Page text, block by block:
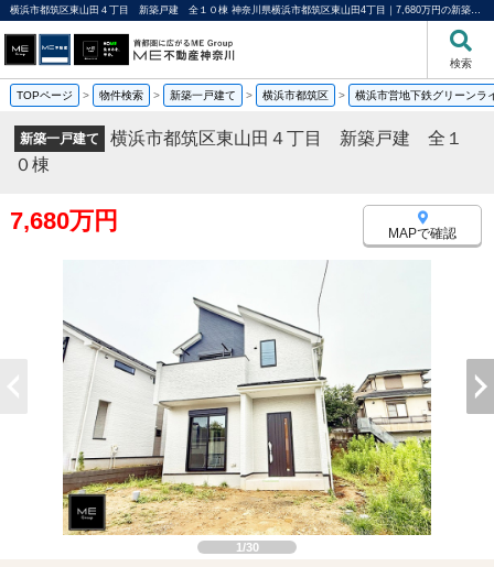
横浜市都筑区東山田４丁目 新築戸建 全１０棟 神奈川県横浜市都筑区東山田4丁目｜7,680万円の新築一戸建て｜分譲住宅や新築物件｜ME不動産神奈川
検索
TOPページ > 物件検索 > 新築一戸建て > 横浜市都筑区 > 横浜市営地下鉄グリーンラ
新築一戸建て
横浜市都筑区東山田４丁目 新築戸建 全１
０棟
7,680万円 MAPで確認
1/30